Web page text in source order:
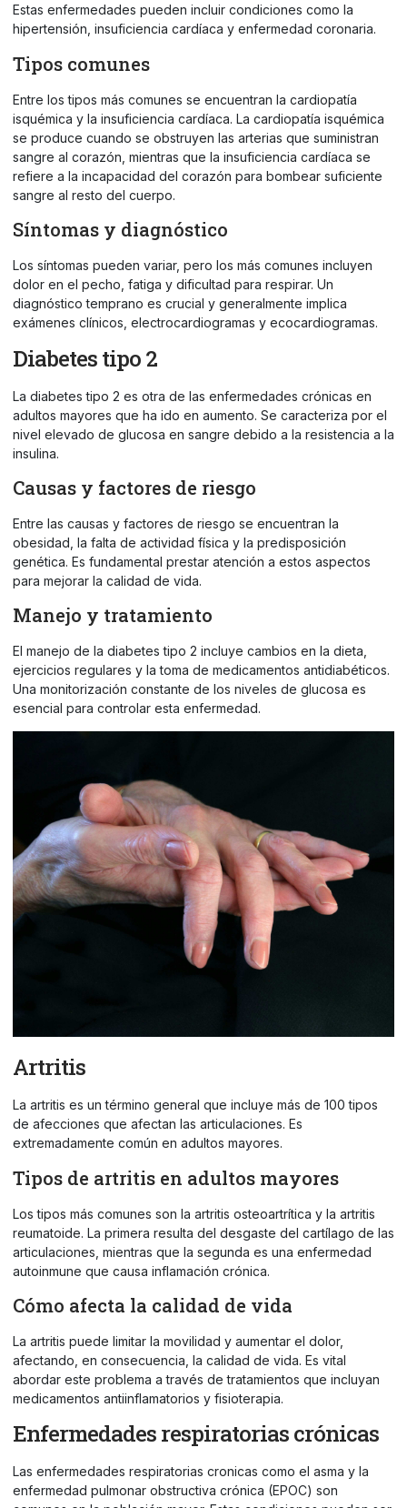
Estas enfermedades pueden incluir condiciones como la
hipertensión, insuficiencia cardíaca y enfermedad coronaria.
Tipos comunes
Entre los tipos más comunes se encuentran la cardiopatía
isquémica y la insuficiencia cardíaca. La cardiopatía isquémica
se produce cuando se obstruyen las arterias que suministran
sangre al corazón, mientras que la insuficiencia cardíaca se
refiere a la incapacidad del corazón para bombear suficiente
sangre al resto del cuerpo.
Síntomas y diagnóstico
Los síntomas pueden variar, pero los más comunes incluyen
dolor en el pecho, fatiga y dificultad para respirar. Un
diagnóstico temprano es crucial y generalmente implica
exámenes clínicos, electrocardiogramas y ecocardiogramas.
Diabetes tipo 2
La diabetes tipo 2 es otra de las enfermedades crónicas en
adultos mayores que ha ido en aumento. Se caracteriza por el
nivel elevado de glucosa en sangre debido a la resistencia a la
insulina.
Causas y factores de riesgo
Entre las causas y factores de riesgo se encuentran la
obesidad, la falta de actividad física y la predisposición
genética. Es fundamental prestar atención a estos aspectos
para mejorar la calidad de vida.
Manejo y tratamiento
El manejo de la diabetes tipo 2 incluye cambios en la dieta,
ejercicios regulares y la toma de medicamentos antidiabéticos.
Una monitorización constante de los niveles de glucosa es
esencial para controlar esta enfermedad.
Artritis
La artritis es un término general que incluye más de 100 tipos
de afecciones que afectan las articulaciones. Es
extremadamente común en adultos mayores.
Tipos de artritis en adultos mayores
Los tipos más comunes son la artritis osteoartrítica y la artritis
reumatoide. La primera resulta del desgaste del cartílago de las
articulaciones, mientras que la segunda es una enfermedad
autoinmune que causa inflamación crónica.
Cómo afecta la calidad de vida
La artritis puede limitar la movilidad y aumentar el dolor,
afectando, en consecuencia, la calidad de vida. Es vital
abordar este problema a través de tratamientos que incluyan
medicamentos antiinflamatorios y fisioterapia.
Enfermedades respiratorias crónicas
Las enfermedades respiratorias cronicas como el asma y la
enfermedad pulmonar obstructiva crónica (EPOC) son